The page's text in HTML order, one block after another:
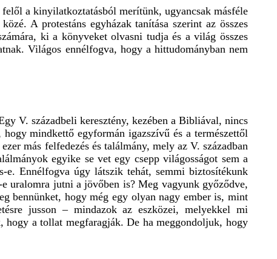
a kinyilatkoztatásból merítünk, ugyancsak másféle
A protestáns egyházak tanítása szerint az összes
ki a könyveket olvasni tudja és a világ összes
Világos ennélfogva, hogy a hittudományban nem
V. századbeli keresztény, kezében a Bibliával, nincs
mindkettő egyformán igazszívű és a természettől
más felfedezés és találmány, mely az V. században
egyike se vet egy csepp világosságot sem a
e. Ennélfogva úgy látszik tehát, semmi biztosítékunk
uralomra jutni a jövőben is? Meg vagyunk győződve,
bennünket, hogy még egy olyan nagy ember is, mint
jusson – mindazok az eszközei, melyekkel mi
hogy a tollat megfaragják. De ha meggondoljuk, hogy